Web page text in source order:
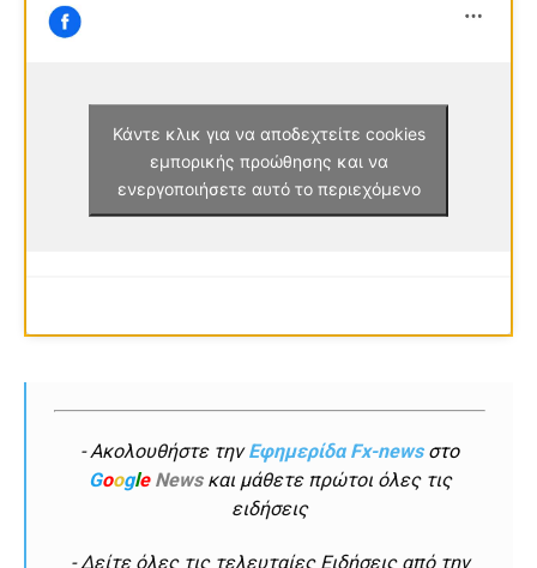
Κάντε κλικ για να αποδεχτείτε cookies
εμπορικής προώθησης και να
ενεργοποιήσετε αυτό το περιεχόμενο
- Ακολουθήστε τηνΕφημερίδα Fx-newsστο
Google Newsκαι μάθετε πρώτοι όλες τις
ειδήσεις
- Δείτε όλες τις τελευταίες Ειδήσεις από την